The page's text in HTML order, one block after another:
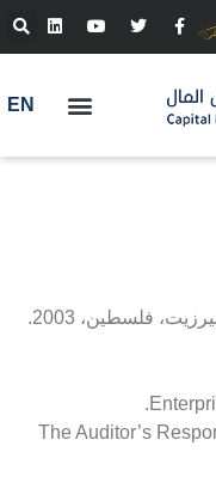
EN
فلسطين، 2003.
The Auditor’s